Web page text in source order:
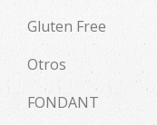
Gluten Free
Otros
FONDANT